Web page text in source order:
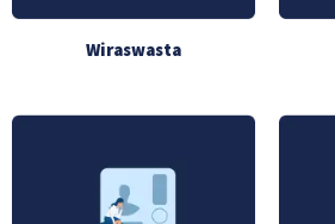
Wiraswasta